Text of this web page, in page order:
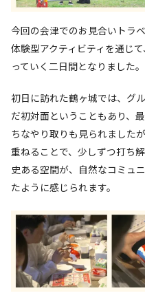
今回の会津でのお見合いトラ
体験型アクティビティを通じ
っていく二日間となりました。
初日に訪れた鶴ヶ城では、グ
だ初対面ということもあり、
ちなやり取りも見られました
重ねることで、少しずつ打ち
史ある空間が、自然なコミュ
たように感じられます。